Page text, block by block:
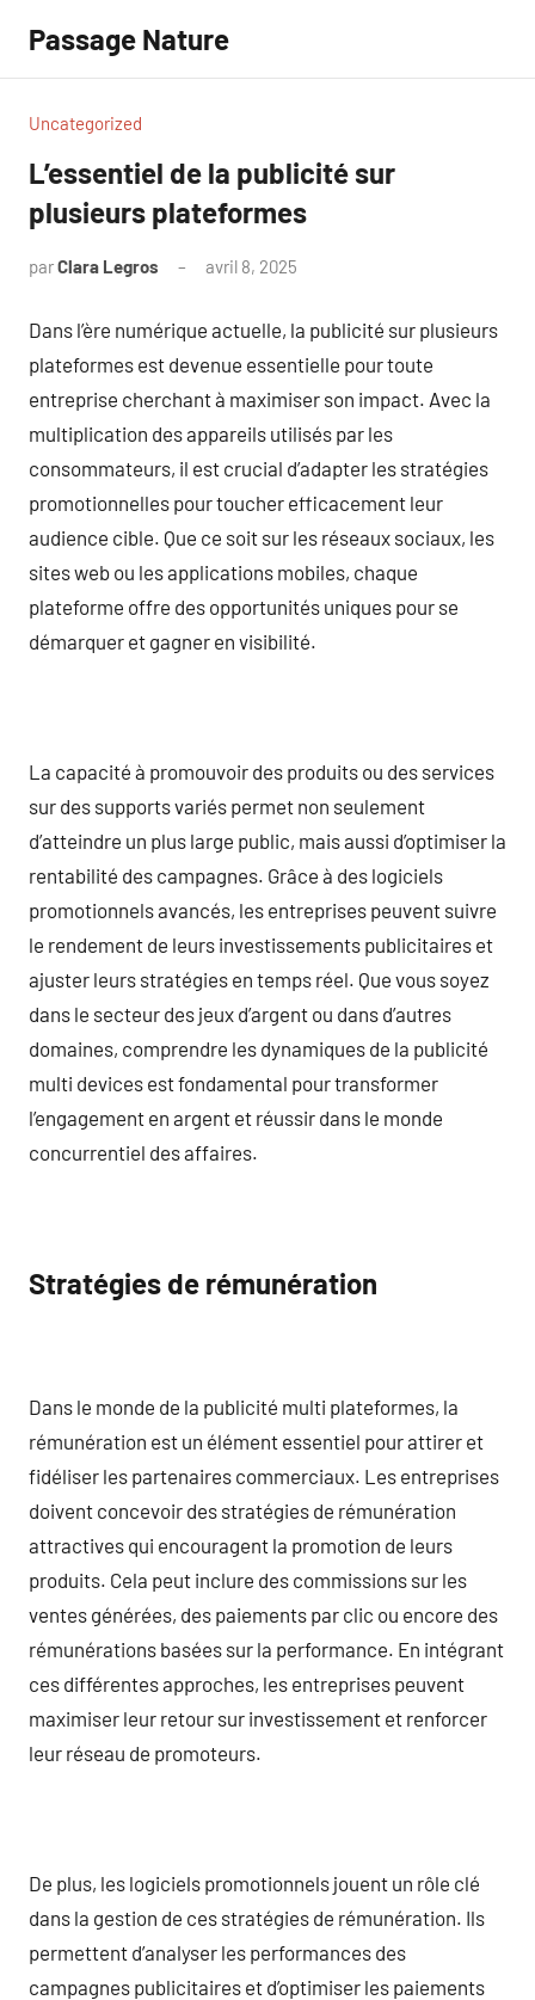
contenu
Passage Nature
Uncategorized
L’essentiel de la publicité sur
plusieurs plateformes
parClara Legros avril 8, 2025
Dans l’ère numérique actuelle, la publicité sur plusieurs
plateformes est devenue essentielle pour toute
entreprise cherchant à maximiser son impact. Avec la
multiplication des appareils utilisés par les
consommateurs, il est crucial d’adapter les stratégies
promotionnelles pour toucher efficacement leur
audience cible. Que ce soit sur les réseaux sociaux, les
sites web ou les applications mobiles, chaque
plateforme offre des opportunités uniques pour se
démarquer et gagner en visibilité.
La capacité à promouvoir des produits ou des services
sur des supports variés permet non seulement
d’atteindre un plus large public, mais aussi d’optimiser la
rentabilité des campagnes. Grâce à des logiciels
promotionnels avancés, les entreprises peuvent suivre
le rendement de leurs investissements publicitaires et
ajuster leurs stratégies en temps réel. Que vous soyez
dans le secteur des jeux d’argent ou dans d’autres
domaines, comprendre les dynamiques de la publicité
multi devices est fondamental pour transformer
l’engagement en argent et réussir dans le monde
concurrentiel des affaires.
Stratégies de rémunération
Dans le monde de la publicité multi plateformes, la
rémunération est un élément essentiel pour attirer et
fidéliser les partenaires commerciaux. Les entreprises
doivent concevoir des stratégies de rémunération
attractives qui encouragent la promotion de leurs
produits. Cela peut inclure des commissions sur les
ventes générées, des paiements par clic ou encore des
rémunérations basées sur la performance. En intégrant
ces différentes approches, les entreprises peuvent
maximiser leur retour sur investissement et renforcer
leur réseau de promoteurs.
De plus, les logiciels promotionnels jouent un rôle clé
dans la gestion de ces stratégies de rémunération. Ils
permettent d’analyser les performances des
campagnes publicitaires et d’optimiser les paiements